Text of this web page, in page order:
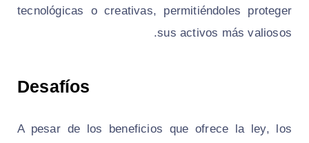
tecnológicas o creativas, permitiéndoles proteger
sus activos más valiosos.
Desafíos
A pesar de los beneficios que ofrece la ley, los